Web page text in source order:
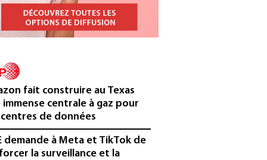
fait construire au Texas
immense centrale à gaz pour
centres de données
demande à Meta et TikTok de
la surveillance et la